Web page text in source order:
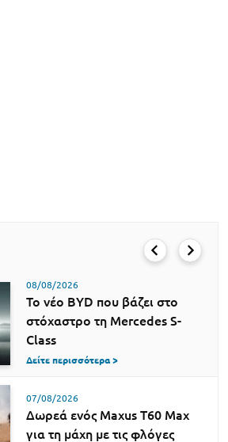
08/08/2026
Το νέο BYD που βάζει στο
στόχαστρο τη Mercedes S-
Class
Δείτε περισσότερα >
07/08/2026
Δωρεά ενός Maxus T60 Max
για τη μάχη με τις φλόγες